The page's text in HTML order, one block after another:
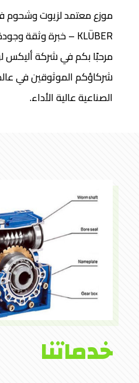
KLÜBER – خبرة وثقة وجودة عالمية
مرحبًا بكم في شركة أليكس
شركاؤكم الموثوقين في
الصناعية عالية الأداء.
خدماتنا